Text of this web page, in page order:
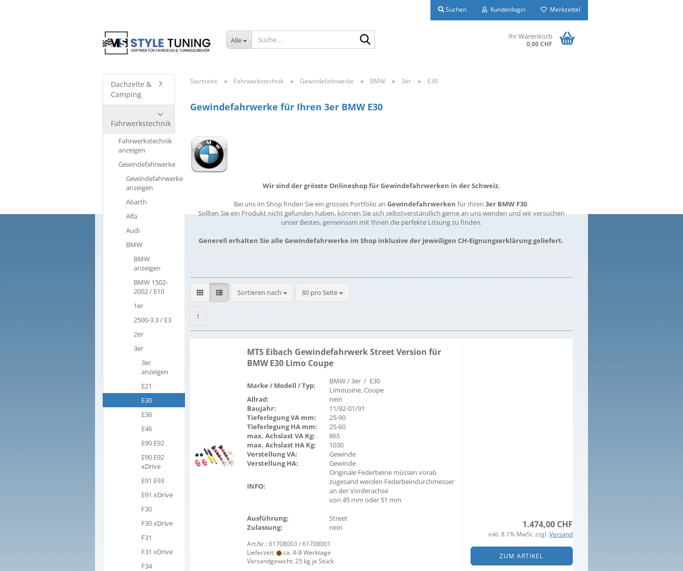
Suchen Kundenlogin Merkzettel
Alle Ihr Warenkorb
0,00 CHF
Startseite » Fahrwerkstechnik » Gewindefahrwerke » BMW » 3er » E30
Gewindefahrwerke für Ihren 3er BMW E30
Wir sind der grösste Onlineshop für Gewindefahrwerken in der Schweiz.
Bei uns im Shop finden Sie ein grosses Portfolio anGewindefahrwerkenfür Ihren3er BMW F30.
Sollten Sie ein Produkt nicht gefunden haben, können Sie sich selbstverständlich gerne an uns wenden und wir versuchen
unser Bestes, gemeinsam mit Ihnen die perfekte Lösung zu finden.
Generell erhalten Sie alle Gewindefahrwerke im Shop inklusive der jeweiligen CH-Eignungserklärung geliefert.
Sortieren nach
Sortieren nach 80 pro Seite
pro Seite
1
MTS Eibach Gewindefahrwerk Street Version für
BMW E30 Limo Coupe
Marke / Modell / Typ:
BMW / 3er / E30
Limousine, Coupe
Allrad:
nein
Baujahr:
11/82-01/91
Tieferlegung VA mm:
25-90
Tieferlegung HA mm:
25-60
max. Achslast VA Kg:
865
max. Achslast HA Kg:
1030
Verstellung VA:
Gewinde
Verstellung HA:
Gewinde
INFO:
Originale Federbeine müssen vorab
zugesand werden Federbeindurchmesser
an der Vorderachse
von 45 mm oder 51 mm
Ausführung:
Street
Zulassung:
nein
Art.Nr.: 61708003 / 61708001
Lieferzeit:
ca. 4-8 Werktage
Versandgewicht:25 kg je Stück
1.474,00 CHF
inkl. 8.1% MwSt. zzgl. Versand
ZUM ARTIKEL
Dachzelte &
Camping
Fahrwerkstechnik
Fahrwerkstechnik
anzeigen
Gewindefahrwerke
Gewindefahrwerke
anzeigen
Abarth
Alfa
Audi
BMW
BMW
anzeigen
BMW 1502-
2002 / E10
1er
2500-3.3 / E3
2er
3er
3er
anzeigen
E21
E30
E36
E46
E90 E92
E90 E92
xDrive
E91 E93
E91 xDrive
F30
F30 xDrive
F31
F31 xDrive
F34